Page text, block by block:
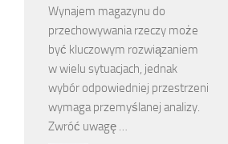
Wynajem magazynu do
przechowywania rzeczy może
być kluczowym rozwiązaniem
w wielu sytuacjach, jednak
wybór odpowiedniej przestrzeni
wymaga przemyślanej analizy.
Zwróć uwagę …